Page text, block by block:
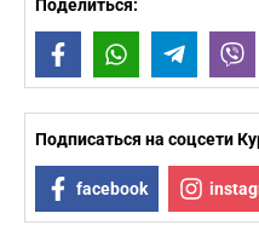
Поделиться:
FacebookWhatsAppTelegram
Подписаться на соцсети
facebook